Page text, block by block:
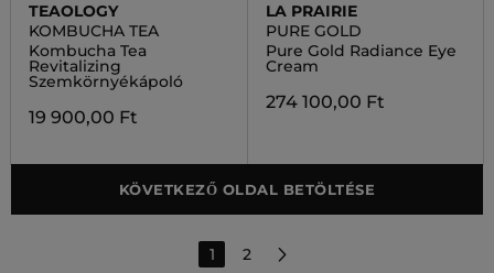
TEAOLOGY
KOMBUCHA TEA
Kombucha Tea
Revitalizing
Szemkörnyékápoló
19 900,00 Ft
LA PRAIRIE
PURE GOLD
Pure Gold Radiance Eye
Cream
274 100,00 Ft
KÖVETKEZŐ OLDAL BETÖLTÉSE
1 2